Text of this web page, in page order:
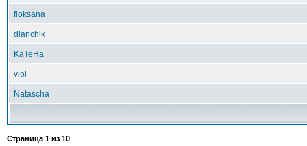
floksana
dianchik
KaTeHa
viol
Natascha
Страница 1 из 10